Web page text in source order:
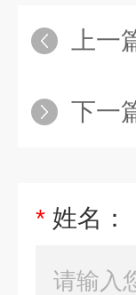
上一
下一
* 姓名：